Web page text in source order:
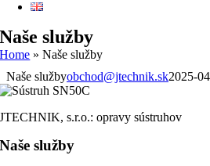
Naše služby
Home »Naše služby
Naše službyobchod@jtechnik.sk2025-
JTECHNIK, s.r.o.: opravy sústruhov
Naše služby